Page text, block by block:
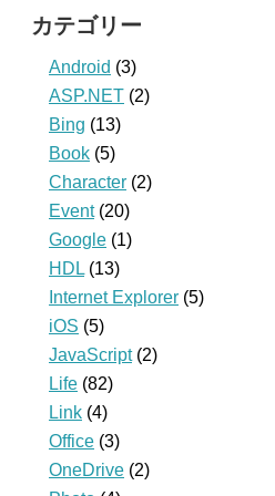
カテゴリー
Android (3)
ASP.NET (2)
Bing (13)
Book (5)
Character (2)
Event(20)
Google (1)
HDL (13)
Internet Explorer (5)
iOS (5)
JavaScript(2)
Life (82)
Link (4)
Office (3)
OneDrive (2)